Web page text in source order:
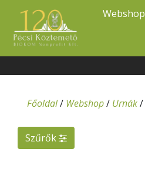
Webshop
Főoldal/ Webshop/ Urnák/
Szűrők